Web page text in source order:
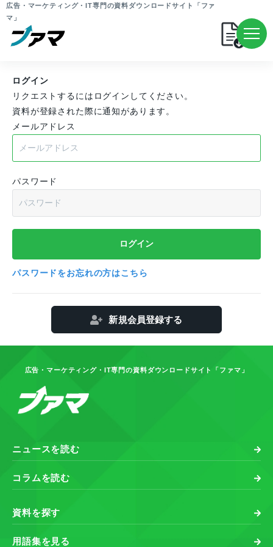
広告・マーケティング・IT専門の資料ダウンロードサイト「ファ
マ」
ログイン
リクエストするにはログインしてください。
資料が登録された際に通知があります。
メールアドレス
パスワード
パスワードをお忘れの方はこちら
新規会員登録する
広告・マーケティング・IT専門の資料ダウンロードサイト「ファマ」
ニュースを読む
コラムを読む
資料を探す
用語集を見る